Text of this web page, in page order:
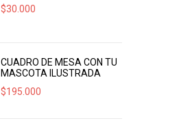
$30.000
CUADRO DE MESA CON TU
MASCOTA ILUSTRADA
$195.000